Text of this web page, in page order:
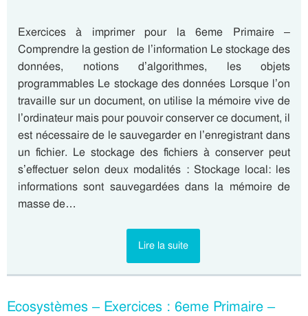
Exercices à imprimer pour la 6eme Primaire –
Comprendre la gestion de l’information Le stockage des
données, notions d’algorithmes, les objets
programmables Le stockage des données Lorsque l’on
travaille sur un document, on utilise la mémoire vive de
l’ordinateur mais pour pouvoir conserver ce document, il
est nécessaire de le sauvegarder en l’enregistrant dans
un fichier. Le stockage des fichiers à conserver peut
s’effectuer selon deux modalités : Stockage local: les
informations sont sauvegardées dans la mémoire de
masse de…
Lire la suite
Ecosystèmes – Exercices : 6eme Primaire –